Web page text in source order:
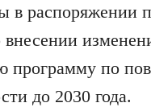
в распоряжении
внесении
программу по
до 2030 года.